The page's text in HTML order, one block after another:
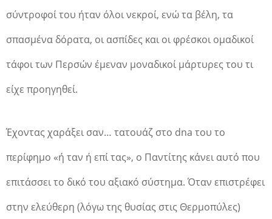
σύντροφοί του ήταν όλοι νεκροί, ενώ τα βέλη, τα
σπασμένα δόρατα, οι ασπίδες και οι φρέσκοι ομαδικοί
τάφοι των Περσών έμεναν μοναδικοί μάρτυρες του τι
είχε προηγηθεί.
Έχοντας χαράξει σαν… τατουάζ στο dna του το
περίφημο «ή ταν ή επί τας», ο Παντίτης κάνει αυτό που
επιτάσσει το δικό του αξιακό σύστημα. Όταν επιστρέφει
στην ελεύθερη (λόγω της θυσίας στις Θερμοπύλες)